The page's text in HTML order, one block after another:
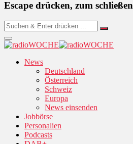
Escape drücken, zum schließen
News
Deutschland
Österreich
Schweiz
Europa
News einsenden
Jobbörse
Personalien
Podcasts